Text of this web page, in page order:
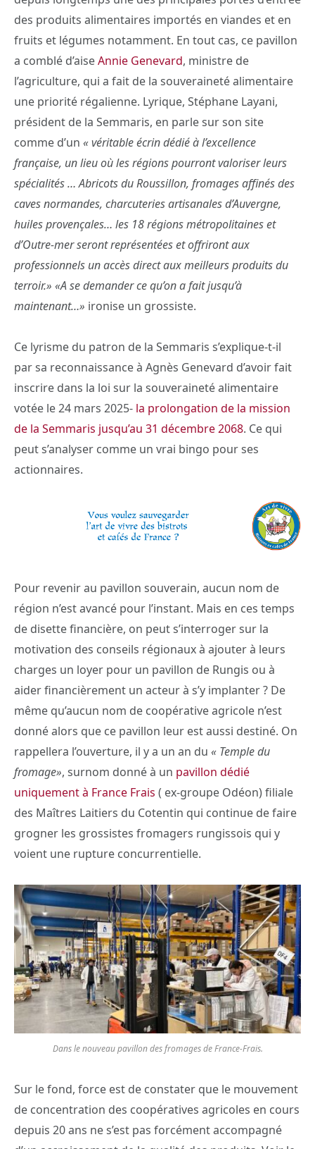
des produits alimentaires importés en viandes et en
fruits et légumes notamment. En tout cas, ce pavillon
a comblé d’aiseAnnie Genevard, ministre de
l’agriculture, qui a fait de la souveraineté alimentaire
une priorité régalienne. Lyrique, Stéphane Layani,
président de la Semmaris, en parle sur son site
comme d’un « véritable écrin dédié à l’excellence
française, un lieu où les régions pourront valoriser leurs
spécialités … Abricots du Roussillon, fromages affinés des
caves normandes, charcuteries artisanales d’Auvergne,
huiles provençales… les 18 régions métropolitaines et
d’Outre-mer seront représentées et offriront aux
professionnels un accès direct aux meilleurs produits du
terroir.» «A se demander ce qu’on a fait jusqu’à
maintenant…» ironise un grossiste.
Ce lyrisme du patron de la Semmaris s’explique-t-il
par sa reconnaissance à Agnès Genevard d’avoir fait
inscrire dans la loi sur la souveraineté alimentaire
votée le 24 mars 2025- la prolongation de la mission
de la Semmaris jusqu’au 31 décembre 2068. Ce qui
peut s’analyser comme un vrai bingo pour ses
actionnaires.
Pour revenir au pavillon souverain, aucun nom de
région n’est avancé pour l’instant. Mais en ces temps
de disette financière, on peut s’interroger sur la
motivation des conseils régionaux à ajouter à leurs
charges un loyer pour un pavillon de Rungis ou à
aider financièrement un acteur à s’y implanter ? De
même qu’aucun nom de coopérative agricole n’est
donné alors que ce pavillon leur est aussi destiné. On
rappellera l’ouverture, il y a un an du « Temple du
fromage», surnom donné à un pavillon dédié
uniquement à France Frais ( ex-groupe Odéon) filiale
des Maîtres Laitiers du Cotentin qui continue de faire
grogner les grossistes fromagers rungissois qui y
voient une rupture concurrentielle.
Dans le nouveau pavillon des fromages de France-Frais.
Sur le fond, force est de constater que le mouvement
de concentration des coopératives agricoles en cours
depuis 20 ans ne s’est pas forcément accompagné